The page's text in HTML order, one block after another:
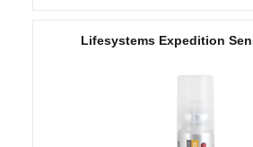
Lifesystems Expedition